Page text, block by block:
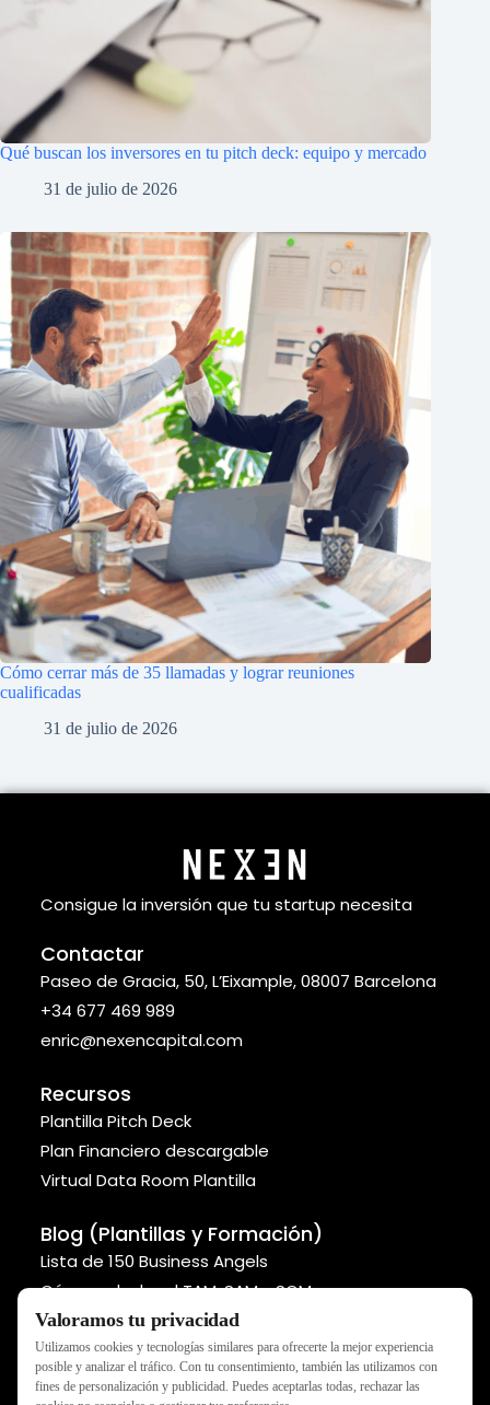
Valoramos tu privacidad
Utilizamos cookies y tecnologías similares para ofrecerte la mejor experiencia
posible y analizar el tráfico. Con tu consentimiento, también las utilizamos con
fines de personalización y publicidad. Puedes aceptarlas todas, rechazar las
Qué buscan los inversores en tu pitch deck: equipo y mercado
31 de julio de 2026
Cómo cerrar más de 35 llamadas y lograr reuniones
cualificadas
31 de julio de 2026
Consigue la inversión que tu startup necesita
Contactar
Paseo de Gracia, 50, L’Eixample, 08007 Barcelona
+34 677 469 989
enric@nexencapital.com
Recursos
Plantilla Pitch Deck
Plan Financiero descargable
Virtual Data Room Plantilla
Blog (Plantillas y Formación)
Lista de 150 Business Angels
Cómo calcular el TAM, SAM y SOM
Métodos para valorar tu startup